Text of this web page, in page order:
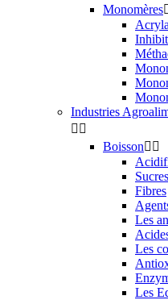
Monomères
Industries
 
Boisson 
Fibres
Les
Les
Les